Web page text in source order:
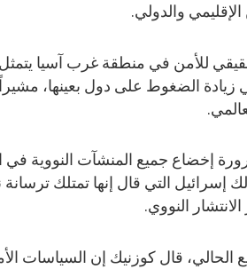
والدولي.
للأمن في منطقة غرب آسيا
زيادة الضغوط على دول بعينها،
إخضاع جميع المنشآت النووية في
إسرائيل التي قال إنها تمتلك
النووي.
الحالي، قال كوزنيك إن السياسات